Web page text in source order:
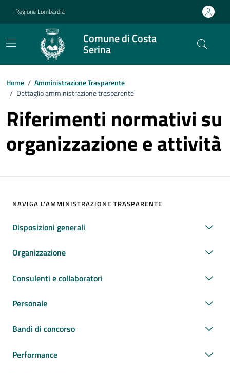
Regione Lombardia
Comune di Costa
Serina
Home / Amministrazione Trasparente
/ Dettaglio amministrazione trasparente
Riferimenti normativi su
organizzazione e attività
NAVIGA L'AMMINISTRAZIONE TRASPARENTE
Disposizioni generali
Organizzazione
Consulenti e collaboratori
Personale
Bandi di concorso
Performance